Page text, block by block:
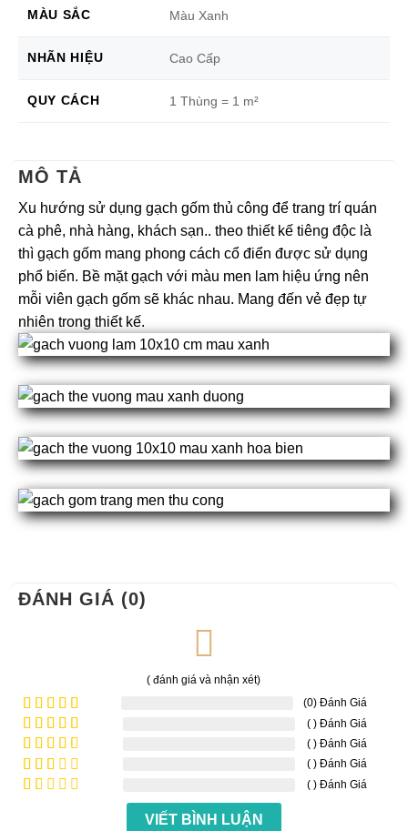
MÀU SẮC Màu Xanh
NHÃN HIỆU Cao Cấp
QUY CÁCH 1 Thùng = 1 m²
MÔ TẢ
Xu hướng sử dụng gạch gốm thủ công để trang trí quán
cà phê, nhà hàng, khách sạn.. theo thiết kế tiêng độc là
thì gạch gốm mang phong cách cổ điển được sử dụng
phổ biến. Bề mặt gạch với màu men lam hiệu ứng nên
mỗi viên gạch gốm sẽ khác nhau. Mang đến vẻ đẹp tự
nhiên trong thiết kế.
ĐÁNH GIÁ (0)
( đánh giá và nhận xét)
Được xếp
hạng 5
(0) Đánh Giá
Được
xếp
hạng 4
5 sao
( ) Đánh Giá
Được
xếp
hạng
( ) Đánh Giá
Được
( ) Đánh Giá
( ) Đánh Giá
VIẾT BÌNH LUẬN